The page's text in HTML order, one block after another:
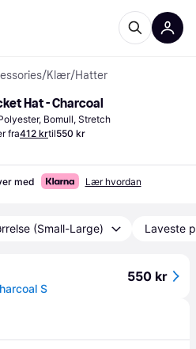
/Klær/Hatter
Hat - Charcoal
Bomull, Stretch
fra412 krtil550 kr
med Lær hvordan
(Small-Large) Laveste
S
550 kr